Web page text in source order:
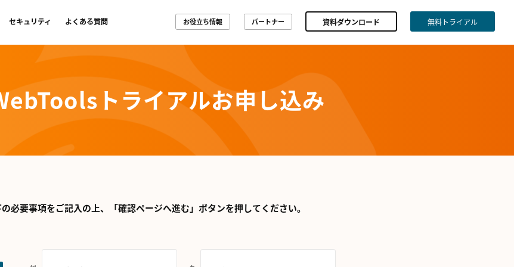
セキュリティ よくある質問 お役立ち情報 パートナー 資料ダウンロード 無料トライアル
トライアルお申し込み
必要事項をご記入の上、 「確認ページへ進む」ボタンを押してください。